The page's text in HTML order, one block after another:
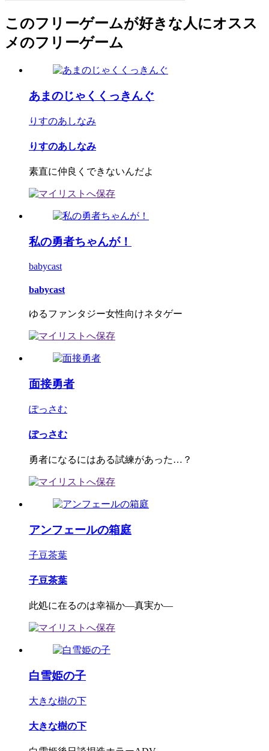
このフリーゲームが好きな人にオスス
メのフリーゲーム
あまのじゃくくっきんぐ
りすのあしなみ
りすのあしなみ
素直に仲良くできないんだよ
私の勇者ちゃんが！
babycast
babycast
ゆるファンタジー女性向けネタゲー
面接勇者
ぽっさむ
ぽっさむ
勇者になるにはある試練があった…？
アンフェールの箱庭
子豆茶葉
子豆茶葉
此処に在るのは幸福か―真実か―
白雪姫の子
大きな樹の下
大きな樹の下